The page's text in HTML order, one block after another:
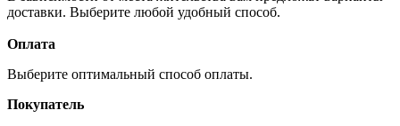
доставки. Выберите любой удобный способ.
Оплата
Выберите оптимальный способ оплаты.
Покупатель